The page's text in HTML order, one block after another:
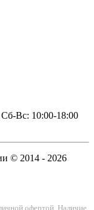
Вс: 10:00-18:00
© 2014 - 2026
офертой. Наличие